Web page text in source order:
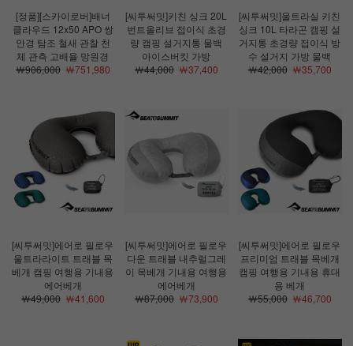
[정품][스카이로버]배너
클라우드 12x50 APO 쌍
안경 탐조 철새 관찰 천
체 관측 고배율 망원경
￦906,000￦751,980
[씨투써밋]키친 싱크 20L
번트올리브 접이식 초경
량 캠핑 설거지통 물백
아이스버킷 가방
￦44,000￦37,400
[씨투써밋]울트라실 키친
싱크 10L 타라곤 캠핑 설
거지통 초경량 접이식 방
수 설거지 가방 물백
￦42,000￦35,700
[씨투써밋]에어로 필로우
울트라라이트 트래블 목
베개 캠핑 여행용 기내용
에어베개
￦49,000￦41,600
[씨투써밋]에어로 필로우
다운 트래블 내추럴그레
이 목베개 기내용 여행용
에어베개
￦87,000￦73,900
[씨투써밋]에어로 필로우
프리미엄 트래블 목베개
캠핑 여행용 기내용 휴대
용 베개
￦55,000￦46,700